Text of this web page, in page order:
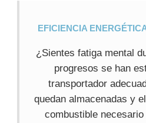
EFICIENCIA
¿Sientes fatiga mental
progresos se han
transportador
quedan almacenadas y
combustible